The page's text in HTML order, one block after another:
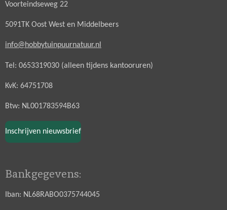
Voorteindseweg 22
5091TK Oost West en Middelbeers
info@hobbytuinpuurnatuur.nl
Tel: 0653319030 (alleen tijdens kantooruren)
KvK: 64751708
Btw: NL001783594B63
Inschrijven nieuwsbrief
Bankgegevens:
Iban: NL68RABO0375744045